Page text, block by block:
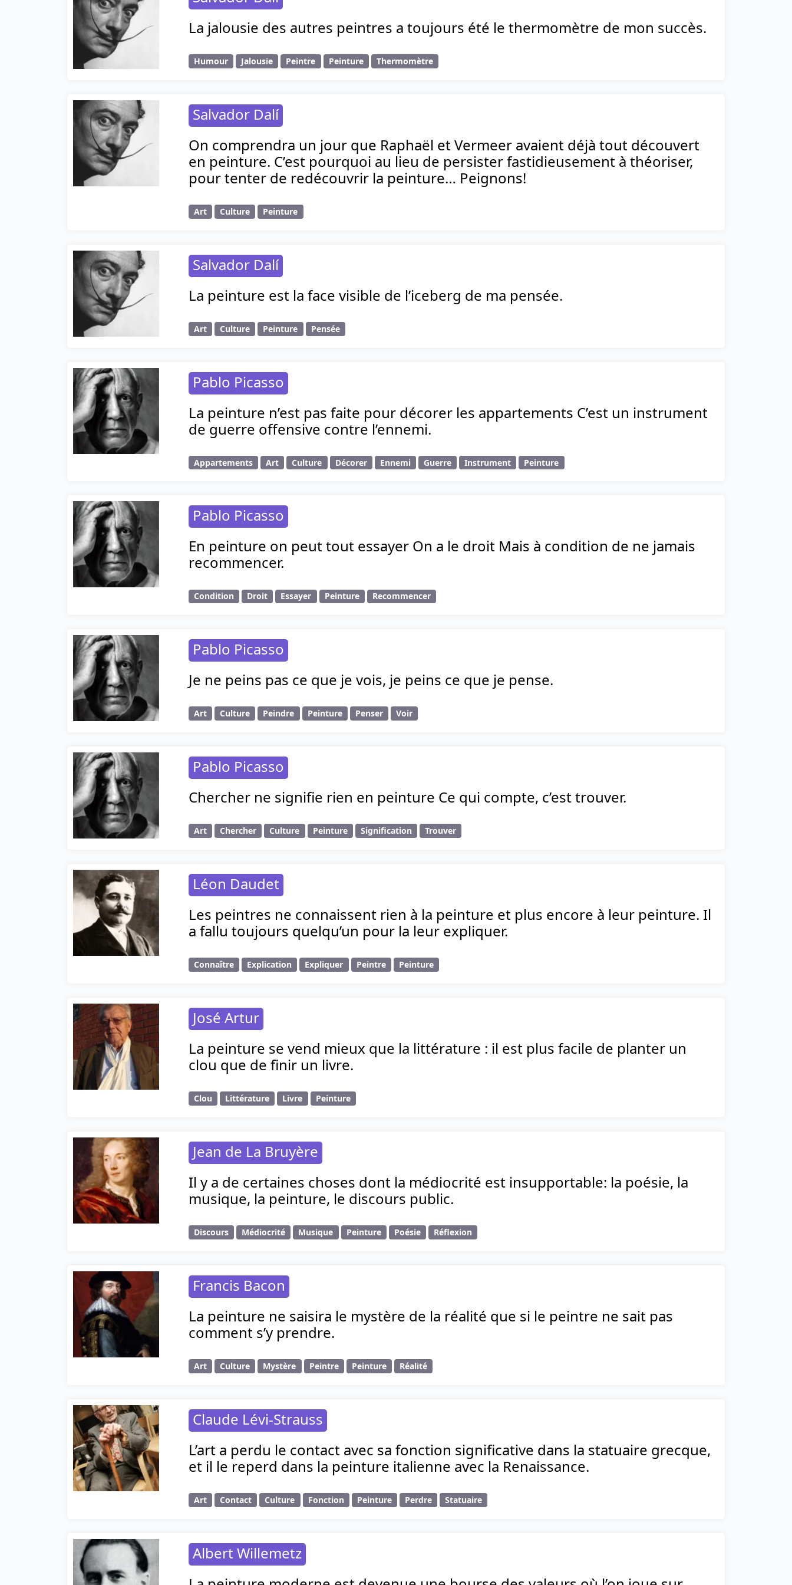
La jalousie des autres peintres a toujours été le thermomètre de mon succès.
Humour Jalousie Peintre Peinture Thermomètre
Salvador Dalí
On comprendra un jour que Raphaël et Vermeer avaient déjà tout découvert
en peinture. C’est pourquoi au lieu de persister fastidieusement à théoriser,
pour tenter de redécouvrir la peinture… Peignons!
Art Culture Peinture
Salvador Dalí
La peinture est la face visible de l’iceberg de ma pensée.
Art Culture Peinture Pensée
Pablo Picasso
La peinture n’est pas faite pour décorer les appartements C’est un instrument
de guerre offensive contre l’ennemi.
Appartements Art Culture Décorer Ennemi Guerre Instrument Peinture
Pablo Picasso
En peinture on peut tout essayer On a le droit Mais à condition de ne jamais
recommencer.
Condition Droit Essayer Peinture Recommencer
Pablo Picasso
Je ne peins pas ce que je vois, je peins ce que je pense.
Art Culture Peindre Peinture Penser Voir
Pablo Picasso
Chercher ne signifie rien en peinture Ce qui compte, c’est trouver.
Art Chercher Culture Peinture Signification Trouver
Léon Daudet
Les peintres ne connaissent rien à la peinture et plus encore à leur peinture. Il
a fallu toujours quelqu’un pour la leur expliquer.
Connaître Explication Expliquer Peintre Peinture
José Artur
La peinture se vend mieux que la littérature : il est plus facile de planter un
clou que de finir un livre.
Clou Littérature Livre Peinture
Jean de La Bruyère
Il y a de certaines choses dont la médiocrité est insupportable: la poésie, la
musique, la peinture, le discours public.
Discours Médiocrité Musique Peinture Poésie Réflexion
Francis Bacon
La peinture ne saisira le mystère de la réalité que si le peintre ne sait pas
comment s’y prendre.
Art Culture Mystère Peintre Peinture Réalité
Claude Lévi-Strauss
L’art a perdu le contact avec sa fonction significative dans la statuaire grecque,
et il le reperd dans la peinture italienne avec la Renaissance.
Art Contact Culture Fonction Peinture Perdre Statuaire
Albert Willemetz